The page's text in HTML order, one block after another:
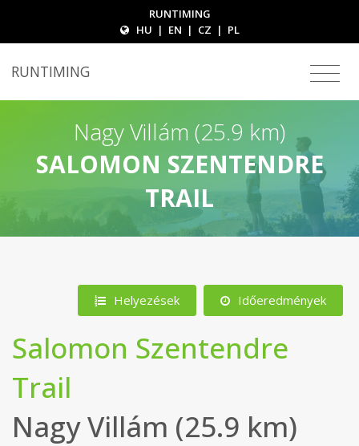
RUNTIMING
HU | EN | CZ | PL
RUNTIMING
Nagy Villám (25.9 km)
SALOMON SZENTENDRE
TRAIL
Helyezések Időeredmények
Salomon Szentendre
Trail
Nagy Villám (25.9 km)